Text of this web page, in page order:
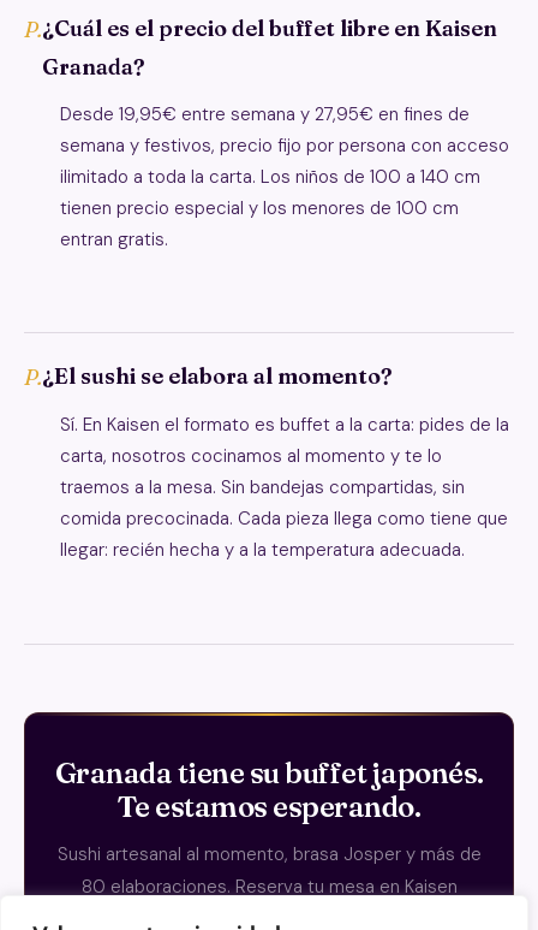
¿Cuál es el precio del buffet libre en Kaisen
Granada?
Desde 19,95€ entre semana y 27,95€ en fines de
semana y festivos, precio fijo por persona con acceso
ilimitado a toda la carta. Los niños de 100 a 140 cm
tienen precio especial y los menores de 100 cm
entran gratis.
¿El sushi se elabora al momento?
Sí. En Kaisen el formato es buffet a la carta: pides de la
carta, nosotros cocinamos al momento y te lo
traemos a la mesa. Sin bandejas compartidas, sin
comida precocinada. Cada pieza llega como tiene que
llegar: recién hecha y a la temperatura adecuada.
Granada tiene su buffet japonés.
Te estamos esperando.
Sushi artesanal al momento, brasa Josper y más de
80 elaboraciones. Reserva tu mesa en Kaisen